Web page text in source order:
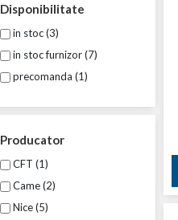
Disponibilitate
in stoc (3)
in stoc furnizor (7)
precomanda (1)
Producator
CFT (1)
Came (2)
Nice (5)